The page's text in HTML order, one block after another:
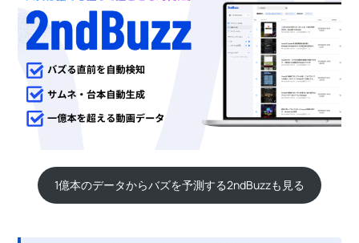
1億本のデータからバズを予測する2ndBuzzも見る